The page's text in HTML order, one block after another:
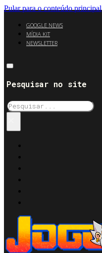
Pular para o conteúdo principal
GOOGLE NEWS
MÍDIA KIT
NEWSLETTER
Pesquisar no site
Pesquisar